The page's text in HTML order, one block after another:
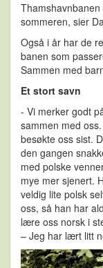
sommeren, sier
Også i år har de
banen som
Sammen med
Et stort savn
- Vi merker godt
sammen med
besøkte oss sist.
den gangen
med polske
mye mer sjenert.
veldig lite polsk
oss, så han har
lære oss norsk i
– Jeg har lært litt